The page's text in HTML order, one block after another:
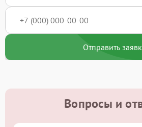
Отправить
Вопросы и